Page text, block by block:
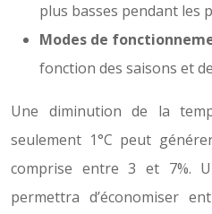
plus basses pendant les
Modes de
fonction des saisons et
Une diminution de la
seulement 1°C peut
comprise entre 3 et 7%.
permettra d’économiser